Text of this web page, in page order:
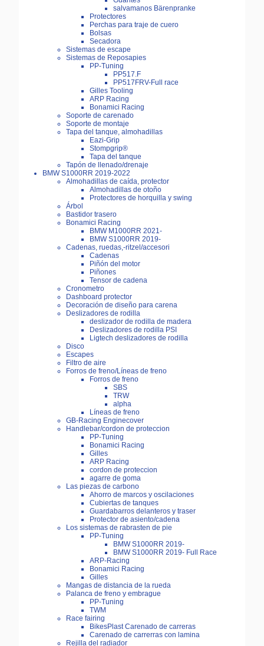
salvamanos Bärenpranke
Protectores
Perchas para traje de cuero
Bolsas
Secadora
Sistemas de escape
Sistemas de Reposapies
PP-Tuning
PP517.F
PP517FRV-Full race
Gilles Tooling
ARP Racing
Bonamici Racing
Soporte de carenado
Soporte de montaje
Tapa del tanque, almohadillas
Eazi-Grip
Stompgrip®
Tapa del tanque
Tapón de llenado/drenaje
BMW S1000RR 2019-2022
Almohadillas de caída, protector
Almohadillas de otoño
Protectores de horquilla y swing
Árbol
Bastidor trasero
Bonamici Racing
BMW M1000RR 2021-
BMW S1000RR 2019-
Cadenas, ruedas,-ritzel/accesori
Cadenas
Piñón del motor
Piñones
Tensor de cadena
Cronometro
Dashboard protector
Decoración de diseño para carena
Deslizadores de rodilla
deslizador de rodilla de madera
Deslizadores de rodilla PSI
Ligtech deslizadores de rodilla
Disco
Escapes
Filtro de aire
Forros de freno/Líneas de freno
Forros de freno
SBS
TRW
alpha
Líneas de freno
GB-Racing Enginecover
Handlebar/cordon de proteccion
PP-Tuning
Bonamici Racing
Gilles
ARP Racing
cordon de proteccion
agarre de goma
Las piezas de carbono
Ahorro de marcos y oscilaciones
Cubiertas de tanques
Guardabarros delanteros y traser
Protector de asiento/cadena
Los sistemas de rabrasten de pie
PP-Tuning
BMW S1000RR 2019-
BMW S1000RR 2019- Full Race
ARP-Racing
Bonamici Racing
Gilles
Mangas de distancia de la rueda
Palanca de freno y embrague
PP-Tuning
TWM
Race fairing
BikesPlast Carenado de carreras
Carenado de carrerras con lamina
Rejilla del radiador